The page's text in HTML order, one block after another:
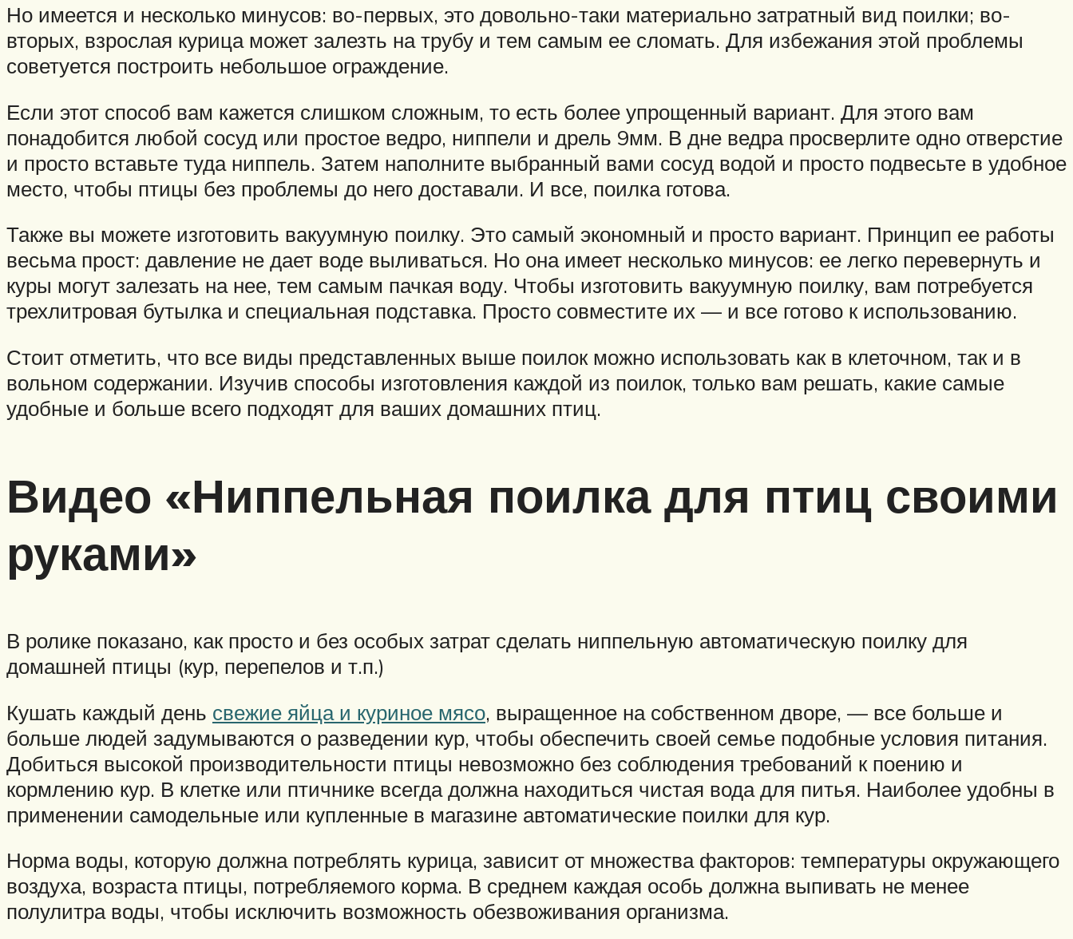
Но имеется и несколько минусов: во-первых, это довольно-таки материально затратный вид поилки; во-
вторых, взрослая курица может залезть на трубу и тем самым ее сломать. Для избежания этой проблемы
советуется построить небольшое ограждение.
Если этот способ вам кажется слишком сложным, то есть более упрощенный вариант. Для этого вам
понадобится любой сосуд или простое ведро, ниппели и дрель 9мм. В дне ведра просверлите одно отверстие
и просто вставьте туда ниппель. Затем наполните выбранный вами сосуд водой и просто подвесьте в удобное
место, чтобы птицы без проблемы до него доставали. И все, поилка готова.
Также вы можете изготовить вакуумную поилку. Это самый экономный и просто вариант. Принцип ее работы
весьма прост: давление не дает воде выливаться. Но она имеет несколько минусов: ее легко перевернуть и
куры могут залезать на нее, тем самым пачкая воду. Чтобы изготовить вакуумную поилку, вам потребуется
трехлитровая бутылка и специальная подставка. Просто совместите их — и все готово к использованию.
Стоит отметить, что все виды представленных выше поилок можно использовать как в клеточном, так и в
вольном содержании. Изучив способы изготовления каждой из поилок, только вам решать, какие самые
удобные и больше всего подходят для ваших домашних птиц.
Видео «Ниппельная поилка для птиц своими
руками»
В ролике показано, как просто и без особых затрат сделать ниппельную автоматическую поилку для
домашней птицы (кур, перепелов и т.п.)
Кушать каждый день свежие яйца и куриное мясо, выращенное на собственном дворе, — все больше и
больше людей задумываются о разведении кур, чтобы обеспечить своей семье подобные условия питания.
Добиться высокой производительности птицы невозможно без соблюдения требований к поению и
кормлению кур. В клетке или птичнике всегда должна находиться чистая вода для питья. Наиболее удобны в
применении самодельные или купленные в магазине автоматические поилки для кур.
Норма воды, которую должна потреблять курица, зависит от множества факторов: температуры окружающего
воздуха, возраста птицы, потребляемого корма. В среднем каждая особь должна выпивать не менее
полулитра воды, чтобы исключить возможность обезвоживания организма.